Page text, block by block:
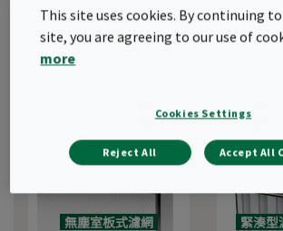
在部分產品品質受到嚴格監管的行業，Camfil的
ULPA濾網備受信賴。這些濾網有助於防止破壞
損失，如食品製造過程中的污染、病毒在研究實
無塵室板式濾網 緊湊型
This site uses cookies. By continuing
site, you are agreeing to our use of
more
Cookies Settings
Reject All Accept All